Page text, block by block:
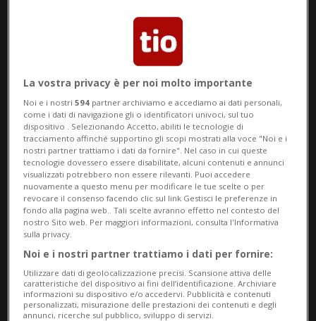
rinunciato al “terrorismo telefonico”. Ben
ha fatto tio.ch a riprendere la lista
pubblicata da comparis.ch delle casse
malati che hanno rinunciato alla
pubblicità telefonica. Soprattutto
piccole...
🔐 Sblocca il nostro archivio
esclusivo!
Sottoscrivi un abbonamento
leggere questo articolo, oppure scegli
MyTioAboper accedere all'archivio e
navigare su sito e app senza pubblicità.
La vostra privacy è per noi molto importante
Noi e i nostri594 partner archiviamo e accediamo ai dati personali,
come i dati di navigazione gli o identificatori univoci, sul tuo
dispositivo . Selezionando Accetto, abiliti le tecnologie di
tracciamento affinché supportino gli scopi mostrati alla voce "Noi e i
nostri partner trattiamo i dati da fornire". Nel caso in cui queste
tecnologie dovessero essere disabilitate, alcuni contenuti e annunci
visualizzati potrebbero non essere rilevanti. Puoi accedere
nuovamente a questo menu per modificare le tue scelte o per
revocare il consenso facendo clic sul link Gestisci le preferenze in
fondo alla pagina web.. Tali scelte avranno effetto nel contesto del
nostro Sito web. Per maggiori informazioni, consulta l'Informativa
sulla privacy.
Noi e i nostri partner trattiamo i dati per fornire:
Utilizzare dati di geolocalizzazione precisi. Scansione attiva delle
caratteristiche del dispositivo ai fini dell’identificazione. Archiviare
informazioni su dispositivo e/o accedervi. Pubblicità e contenuti
personalizzati, misurazione delle prestazioni dei contenuti e degli
annunci, ricerche sul pubblico, sviluppo di servizi.